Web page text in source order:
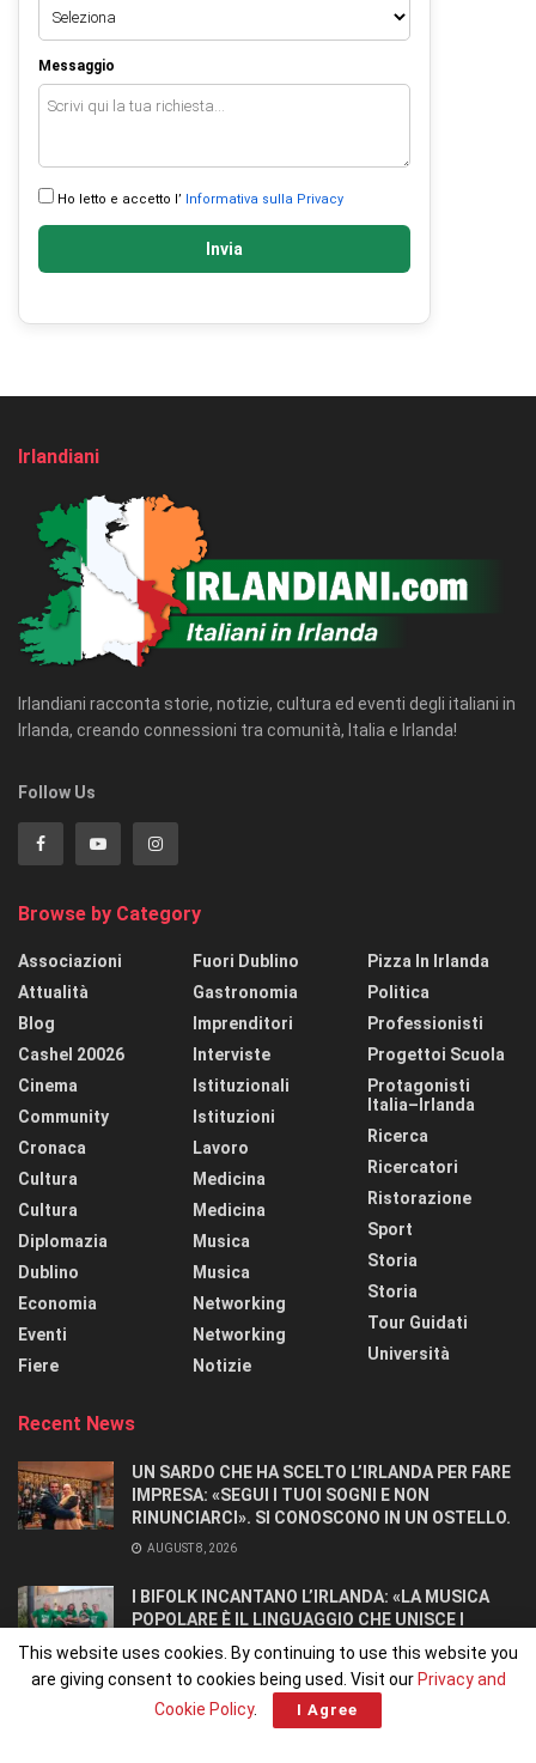
Messaggio
Ho letto e accetto l’ Informativa sulla Privacy
Invia
Irlandiani
Irlandiani racconta storie, notizie, cultura ed eventi degli italiani in
Irlanda, creando connessioni tra comunità, Italia e Irlanda!
Follow Us
Browse by Category
Associazioni
Attualità
Blog
Cashel 20026
Cinema
Community
Cronaca
Cultura
Cultura
Diplomazia
Dublino
Economia
Eventi
Fiere
Fuori Dublino
Gastronomia
Imprenditori
Interviste
Istituzionali
Istituzioni
Lavoro
Medicina
Medicina
Musica
Musica
Networking
Networking
Notizie
Pizza In Irlanda
Politica
Professionisti
Progettoi Scuola
Protagonisti
Italia–Irlanda
Ricerca
Ricercatori
Ristorazione
Sport
Storia
Storia
Tour Guidati
Università
Recent News
UN SARDO CHE HA SCELTO L’IRLANDA PER FARE
IMPRESA: «SEGUI I TUOI SOGNI E NON
RINUNCIARCI». SI CONOSCONO IN UN OSTELLO.
AUGUST 8, 2026
I BIFOLK INCANTANO L’IRLANDA: «LA MUSICA
POPOLARE È IL LINGUAGGIO CHE UNISCE I
POPOLI»
JULY 31, 2026
This website uses cookies. By continuing to use this website you
are giving consent to cookies being used. Visit our Privacy and
Cookie Policy. I Agree